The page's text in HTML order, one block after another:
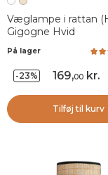
Væglampe i rattan
Gigogne Hvid
På lager
-23% 169,00 kr.
Tilføj til kurv